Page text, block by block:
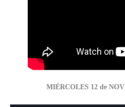
MIÉRCOLES 12 de